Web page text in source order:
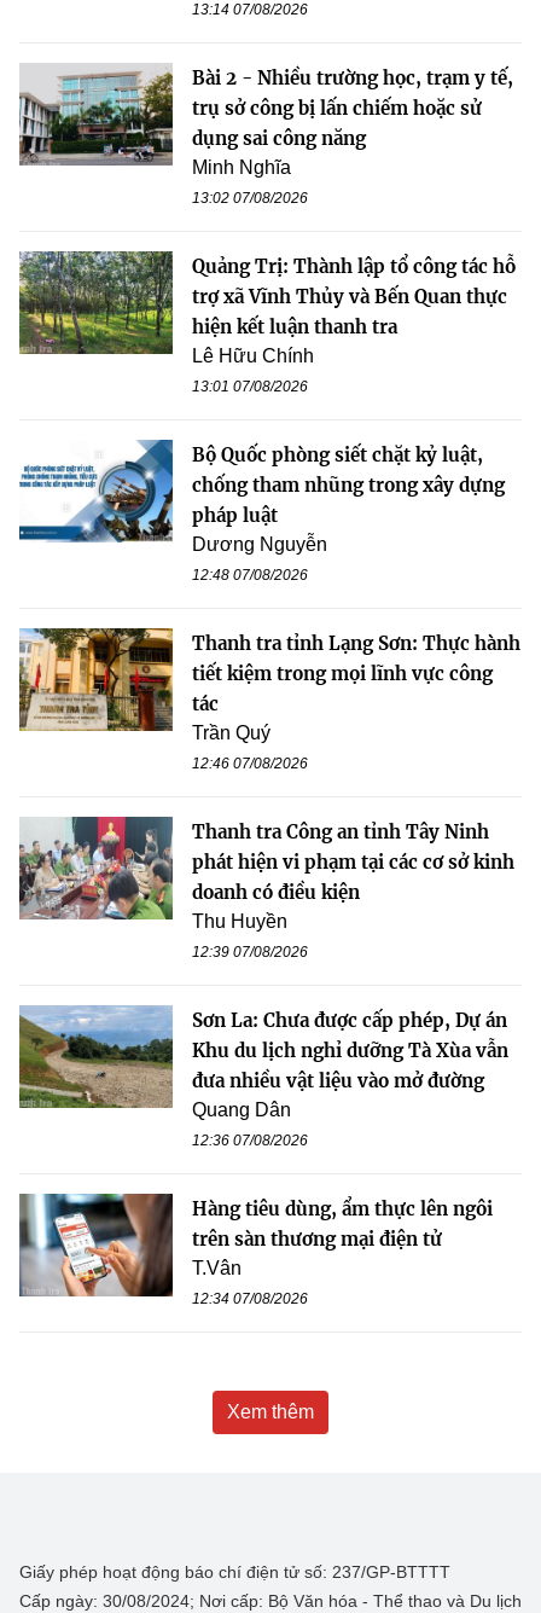
13:14 07/08/2026
Bài 2 - Nhiều trường học, trạm y tế,
trụ sở công bị lấn chiếm hoặc sử
dụng sai công năng
Minh Nghĩa
13:02 07/08/2026
Quảng Trị: Thành lập tổ công tác hỗ
trợ xã Vĩnh Thủy và Bến Quan thực
hiện kết luận thanh tra
Lê Hữu Chính
13:01 07/08/2026
Bộ Quốc phòng siết chặt kỷ luật,
chống tham nhũng trong xây dựng
pháp luật
Dương Nguyễn
12:48 07/08/2026
Thanh tra tỉnh Lạng Sơn: Thực hành
tiết kiệm trong mọi lĩnh vực công
tác
Trần Quý
12:46 07/08/2026
Thanh tra Công an tỉnh Tây Ninh
phát hiện vi phạm tại các cơ sở kinh
doanh có điều kiện
Thu Huyền
12:39 07/08/2026
Sơn La: Chưa được cấp phép, Dự án
Khu du lịch nghỉ dưỡng Tà Xùa vẫn
đưa nhiều vật liệu vào mở đường
Quang Dân
12:36 07/08/2026
Hàng tiêu dùng, ẩm thực lên ngôi
trên sàn thương mại điện tử
T.Vân
12:34 07/08/2026
Xem thêm
Giấy phép hoạt động báo chí điện tử số: 237/GP-BTTTT
Cấp ngày: 30/08/2024; Nơi cấp: Bộ Văn hóa - Thể thao và Du lịch